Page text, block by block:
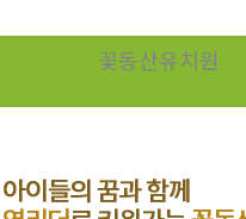
너
꽃동산유치원